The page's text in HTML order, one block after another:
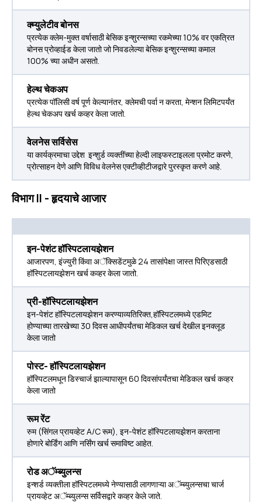
क्म्युलेटीव बोनस
प्रत्येक क्लेम-मुक्त वर्षासाठी बेसिक इन्शुरन्सच्या रकमेच्या 10% वर एकत्रित
बोनस प्रोव्हाईड केला जातो जो निवडलेल्या बेसिक इन्शुरन्सच्या कमाल
100% च्या अधीन असतो.
हेल्थ चेकअप
प्रत्येक पॉलिसी वर्ष पूर्ण केल्यानंतर, क्लेमची पर्वा न करता, मेन्शन लिमिटपर्यंत
हेल्थ चेकअप खर्च कव्हर केला जातो.
वेलनेस सर्विसेस
या कार्यक्रमाचा उद्देश इन्शुर्ड व्यक्तींच्या हेल्दी लाइफस्टाइलला प्रमोट करणे,
प्रोत्साहन देणे आणि विविध वेलनेस एक्टीव्हीटीजद्वारे पुरस्कृत करणे आहे.
विभाग II - हृदयाचे आजार
इन-पेशंट हॉस्पिटलायझेशन
आजारपण, इंज्युरी किंवा अॅक्सिडेंटमुळे 24 तासांपेक्षा जास्त पिरिएडसाठी
हॉस्पिटलायझेशन खर्च कव्हर केला जातो.
प्री-हॉस्पिटलायझेशन
इन-पेशंट हॉस्पिटलायझेशन करण्याव्यतिरिक्त,हॉस्पिटलमध्ये एडमिट
होण्याच्या तारखेच्या 30 दिवस आधीपर्यंतचा मेडिकल खर्च देखील इनक्लूड
केला जातो
पोस्ट- हॉस्पिटलायझेशन
हॉस्पिटलमधून डिस्चार्ज झाल्यापासून 60 दिवसांपर्यंतचा मेडिकल खर्च कव्हर
केला जातो
रूम रेंट
रुम (सिंगल प्रायव्हेट A/C रूम), इन-पेशंट हॉस्पिटलायझेशन करताना
होणारे बोर्डिंग आणि नर्सिंग खर्च समाविष्ट आहेत.
रोड अॅम्ब्युलन्स
इन्शर्ड व्यक्तीला हॉस्पिटलमध्ये नेण्यासाठी लागणाऱ्या अॅम्ब्युलन्सचा चार्ज
प्रायव्हेट अॅम्ब्युलन्स सर्विसद्वारे कव्हर केले जाते.